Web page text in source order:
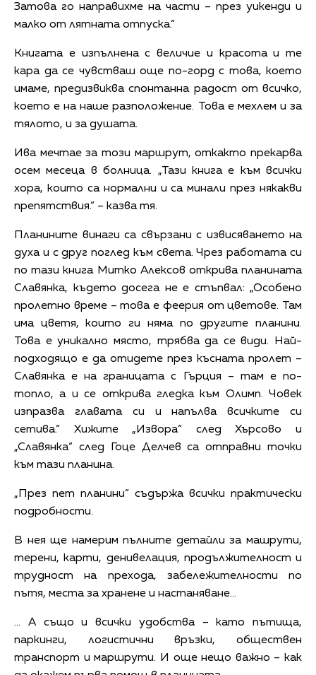
Затова го направихме на части – през уикенди и
малко от лятната отпуска.“
Книгата е изпълнена с величие и красота и те
кара да се чувстваш още по-горд с това, което
имаме, предизвиква спонтанна радост от всичко,
което е на наше разположение. Това е мехлем и за
тялото, и за душата.
Ива мечтае за този маршрут, откакто прекарва
осем месеца в болница. „Тази книга е към всички
хора, които са нормални и са минали през някакви
препятствия.“ – казва тя.
Планините винаги са свързани с извисяването на
духа и с друг поглед към света. Чрез работата си
по тази книга Митко Алексов открива планината
Славянка, където досега не е стъпвал: „Особено
пролетно време – това е феерия от цветове. Там
има цветя, които ги няма по другите планини.
Това е уникално място, трябва да се види. Най-
подходящо е да отидете през късната пролет –
Славянка е на границата с Гърция – там е по-
топло, а и се открива гледка към Олимп. Човек
изпразва главата си и напълва всичките си
сетива.“ Хижите „Извора“ след Хърсово и
„Славянка“ след Гоце Делчев са отправни точки
към тази планина.
„През пет планини“ съдържа всички практически
подробности.
В нея ще намерим пълните детайли за машрути,
терени, карти, денивелация, продължителност и
трудност на прехода, забележителности по
пътя, места за хранене и настаняване…
... А също и всички удобства – като пътища,
паркинги, логистични връзки, обществен
транспорт и маршрути. И още нещо важно – как